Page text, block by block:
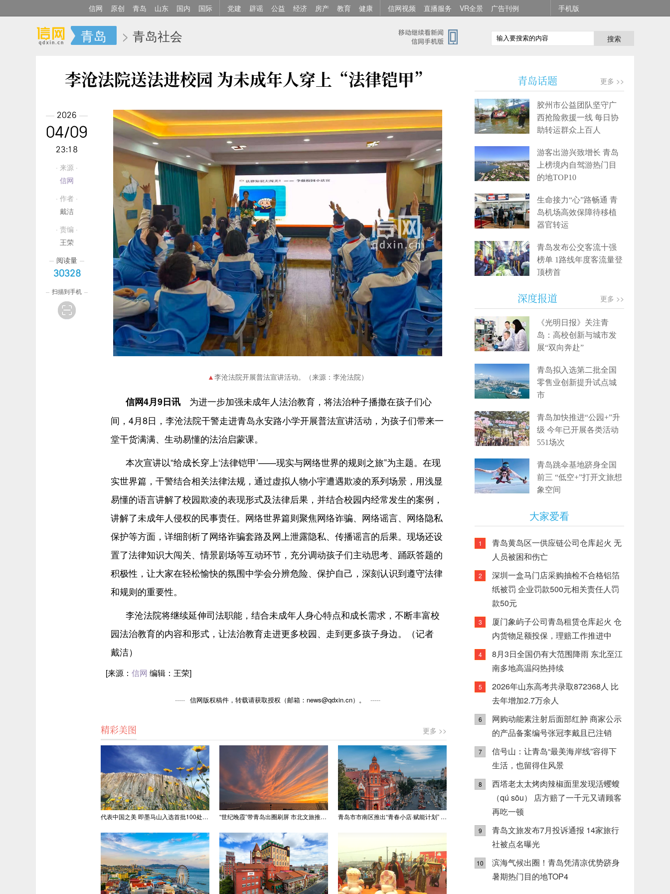
信网 原创 青岛 山东 国内 国际 党建 辟谣 公益 经济 房产 教育 健康 信网视频 直播服务 VR全景 广告刊例 手机版
青岛 > 青岛社会 搜索
李沧法院送法进校园 为未成年人穿上“法律铠甲”
李沧法院开展普法宣讲活动。（来源：李沧法院）
信网4月9日讯 为进一步加强未成年人法治教育，将法治种子播撒在孩子们心
间，4月8日，李沧法院干警走进青岛永安路小学开展普法宣讲活动，为孩子们带来一
堂干货满满、生动易懂的法治启蒙课。
本次宣讲以“给成长穿上‘法律铠甲’——现实与网络世界的规则之旅”为主题。在现
实世界篇，干警结合相关法律法规，通过虚拟人物小宇遭遇欺凌的系列场景，用浅显
易懂的语言讲解了校园欺凌的表现形式及法律后果，并结合校园内经常发生的案例，
讲解了未成年人侵权的民事责任。网络世界篇则聚焦网络诈骗、网络谣言、网络隐私
保护等方面，详细剖析了网络诈骗套路及网上泄露隐私、传播谣言的后果。现场还设
置了法律知识大闯关、情景剧场等互动环节，充分调动孩子们主动思考、踊跃答题的
积极性，让大家在轻松愉快的氛围中学会分辨危险、保护自己，深刻认识到遵守法律
和规则的重要性。
李沧法院将继续延伸司法职能，结合未成年人身心特点和成长需求，不断丰富校
园法治教育的内容和形式，让法治教育走进更多校园、走到更多孩子身边。（记者
戴洁）
[来源： 信网 编辑：王荣]
信网版权稿件，转载请获取授权（邮箱：news@qdxin.cn）。
精彩美图 更多 >>
代表中国之美 即墨马山入选首批100处“美丽中国打卡点” “世纪晚霞”带青岛出圈刷屏 市北文旅推出精品线路 青岛市市南区推出“青春小店·赋能计划” 聚满青岛温情
2026
04/09
23:18
· 来源 ·
信网
· 作者 ·
戴洁
· 责编 ·
王荣
阅读量
30328
扫描到手机
青岛话题 更多 >>
胶州市公益团队坚守广
西抢险救援一线 每日协
助转运群众上百人
游客出游兴致增长 青岛
上榜境内自驾游热门目
的地TOP10
生命接力“心”路畅通 青
岛机场高效保障待移植
器官转运
青岛发布公交客流十强
榜单 1路线年度客流量登
顶榜首
深度报道 更多 >>
《光明日报》关注青
岛：高校创新与城市发
展“双向奔赴”
青岛拟入选第二批全国
零售业创新提升试点城
市
青岛加快推进“公园+”升
级 今年已开展各类活动
551场次
青岛跳伞基地跻身全国
前三 “低空+”打开文旅想
象空间
大家爱看
1
青岛黄岛区一供应链公司仓库起火 无
人员被困和伤亡
2
深圳一盒马门店采购抽检不合格铝箔
纸被罚 企业罚款500元相关责任人罚
款50元
3
厦门象屿子公司青岛租赁仓库起火 仓
内货物足额投保，理赔工作推进中
4
8月3日全国仍有大范围降雨 东北至江
南多地高温闷热持续
5
2026年山东高考共录取872368人 比
去年增加2.7万余人
6
网购动能素注射后面部红肿 商家公示
的产品备案编号张冠李戴且已注销
7
信号山：让青岛“最美海岸线”容得下
生活，也留得住风景
8
西塔老太太烤肉辣椒面里发现活蠼螋
（qú sōu） 店方赔了一千元又请顾客
再吃一顿
9
青岛文旅发布7月投诉通报 14家旅行
社被点名曝光
10
滨海气候出圈！青岛凭清凉优势跻身
暑期热门目的地TOP4